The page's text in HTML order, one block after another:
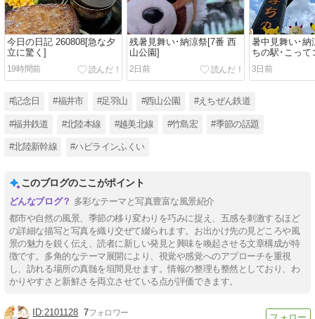
今日の日記 260808[急な夕
立に驚く]
19時間前
残暑見舞い･納涼祭[7番 西
山公園]
2日前
暑中見舞い･納
ちの駅･こって
3日前
#記念日 #福井市 #足羽山 #西山公園 #えちぜん鉄道
#福井鉄道 #北陸本線 #越美北線 #竹島宏 #季節の話題
#北陸新幹線 #ハピラインふくい
このブログのここがポイント
多彩なテーマと写真豊富な風景紹介
都市や自然の風景、季節の移り変わりを巧みに捉え、五感を刺激するほど
の詳細な描写と写真を織り交ぜて綴られます。お出かけ先の見どころや風
景の魅力を鋭く伝え、読者に新しい発見と興味を喚起させる文章構成が特
徴です。多角的なテーマ展開により、視覚や感覚へのアプローチを重視
し、訪れる場所の真髄を垣間見せます。情報の整理も整然としており、わ
かりやすさと新鮮さを両立させている点が評価できます。
2101128 7